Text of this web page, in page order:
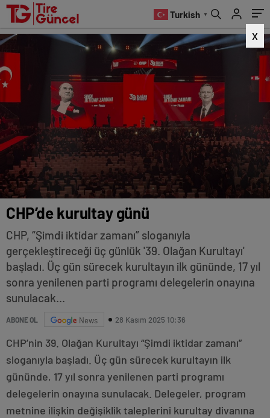
Turkish ▼
X
CHP’de kurultay günü
CHP, “Şimdi iktidar zamanı” sloganıyla
gerçekleştireceği üç günlük '39. Olağan Kurultayı'
başladı. Üç gün sürecek kurultayın ilk gününde, 17 yıl
sonra yenilenen parti programı delegelerin onayına
sunulacak...
ABONE OL News 28 Kasım 2025 10:36
CHP’nin 39. Olağan Kurultayı “Şimdi iktidar zamanı”
sloganıyla başladı. Üç gün sürecek kurultayın ilk
gününde, 17 yıl sonra yenilenen parti programı
delegelerin onayına sunulacak. Delegeler, program
metnine ilişkin değişiklik taleplerini kurultay divanına